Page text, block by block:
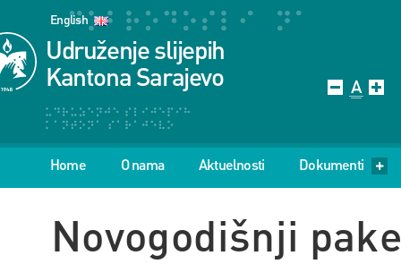
English
Udruženje slijepih
Kantona Sarajevo
Home O nama Aktuelnosti Dokumenti
Novogodišnji